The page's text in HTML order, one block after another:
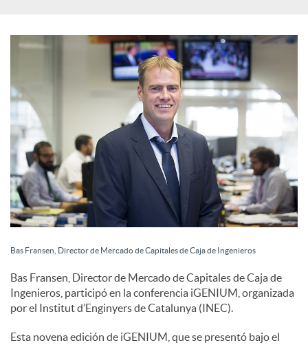
o
c
i
a
l
e
Bas Fransen, Director de Mercado de Capitales de Caja de Ingenieros
Bas Fransen, Director de Mercado de Capitales de Caja de
Ingenieros, participó en la conferencia iGENIUM, organizada
por el Institut d’Enginyers de Catalunya (INEC).
Esta novena edición de iGENIUM, que se presentó bajo el